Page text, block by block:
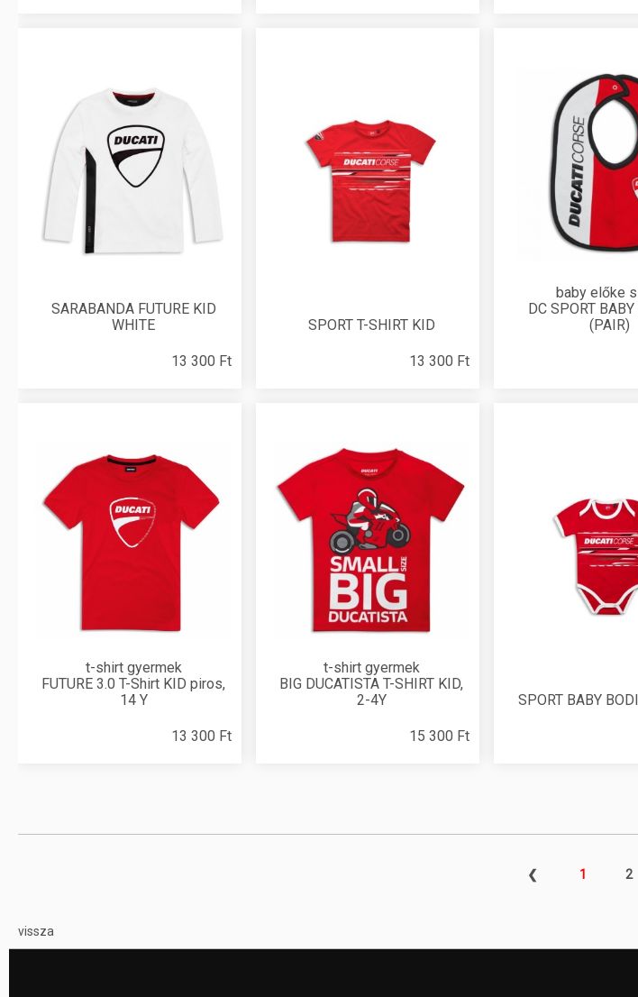
SARABANDA FUTURE KID
WHITE
13 300 Ft
SPORT T-SHIRT KID
13 300 Ft
baby előke
DC SPORT
(PAIR)
t-shirt gyermek
FUTURE 3.0 T-Shirt KID piros,
14 Y
13 300 Ft
t-shirt gyermek
BIG DUCATISTA T-SHIRT KID,
2-4Y
15 300 Ft
SPORT BABY
❮ 1 2
vissza